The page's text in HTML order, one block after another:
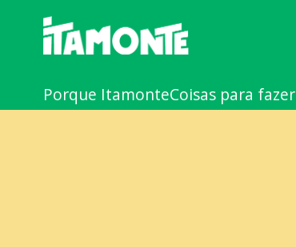
Porque ItamonteCoisas para fazer